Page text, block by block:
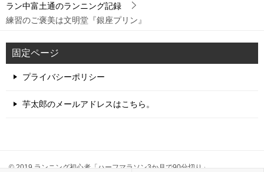
ラン中富土通のランニング記録
練習のご褒美は文明堂『銀座プリン』
固定ページ
プライバシーポリシー
芋太郎のメールアドレスはこちら。
© 2019 ランニング初心者「ハーフマラソン3か月で90分切り」